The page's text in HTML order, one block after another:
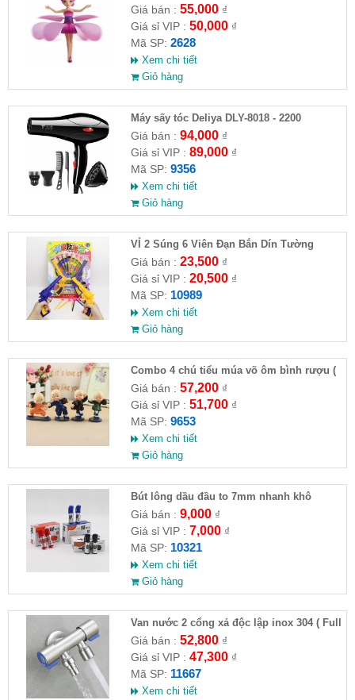
Giá bán : 55,000₫
Giá sỉ VIP : 50,000₫
Mã SP: 2628
Xem chi tiết
Giỏ hàng
Máy sấy tóc Deliya DLY-8018 - 2200
Giá bán : 94,000₫
Giá sỉ VIP : 89,000₫
Mã SP: 9356
Xem chi tiết
Giỏ hàng
VỈ 2 Súng 6 Viên Đạn Bắn Dín Tường
Giá bán : 23,500₫
Giá sỉ VIP : 20,500₫
Mã SP: 10989
Xem chi tiết
Giỏ hàng
Combo 4 chú tiểu múa võ ôm bình rượu (
HĐ )
Giá bán : 57,200₫
Giá sỉ VIP : 51,700₫
Mã SP: 9653
Xem chi tiết
Giỏ hàng
Bút lông dầu đầu to 7mm nhanh khô
Giá bán : 9,000₫
Giá sỉ VIP : 7,000₫
Mã SP: 10321
Xem chi tiết
Giỏ hàng
Van nước 2 cổng xả độc lập inox 304 ( Full
VAT )
Giá bán : 52,800₫
Giá sỉ VIP : 47,300₫
Mã SP: 11667
Xem chi tiết